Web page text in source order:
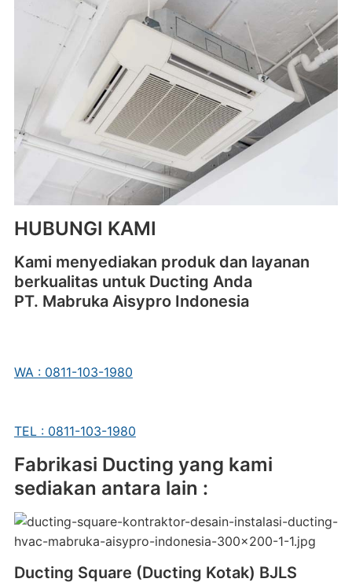
HUBUNGI KAMI
Kami menyediakan produk dan layanan
berkualitas untuk Ducting Anda
PT. Mabruka Aisypro Indonesia
WA : 0811-103-1980
TEL : 0811-103-1980
Fabrikasi Ducting yang kami
sediakan antara lain :
Ducting Square (Ducting Kotak) BJLS